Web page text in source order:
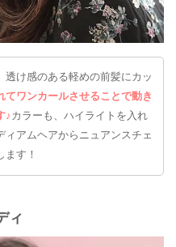
け感のある軽めの前髪にカッ
てワンカールさせることで動き
♪ カラーも、ハイライトを入れ
アムヘアからニュアンスチェ
す！
ィ